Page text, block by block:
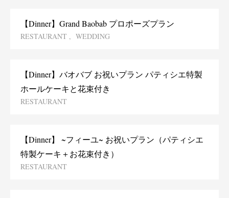
【Dinner】Grand Baobab プロポーズプラン
RESTAURANT WEDDING
【Dinner】バオバブ お祝いプラン パティシエ特製
ホールケーキと花束付き
RESTAURANT
【Dinner】 ~フィーユ~ お祝いプラン（パティシエ
特製ケーキ＋お花束付き）
RESTAURANT